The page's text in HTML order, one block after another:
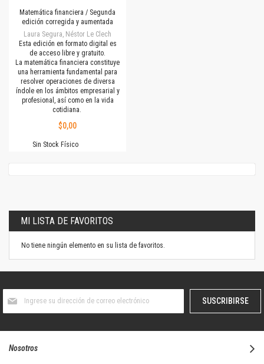
Matemática financiera / Segunda
edición corregida y aumentada
Laura Segura, Néstor Le Clech
Esta edición en formato digital es
de acceso libre y gratuito.
La matemática financiera constituye
una herramienta fundamental para
resolver operaciones de diversa
índole en los ámbitos empresarial y
profesional, así como en la vida
cotidiana.
$0,00
Sin Stock Físico
MI LISTA DE FAVORITOS
No tiene ningún elemento en su lista de favoritos.
boletín
SUSCRIBIRSE
Nosotros